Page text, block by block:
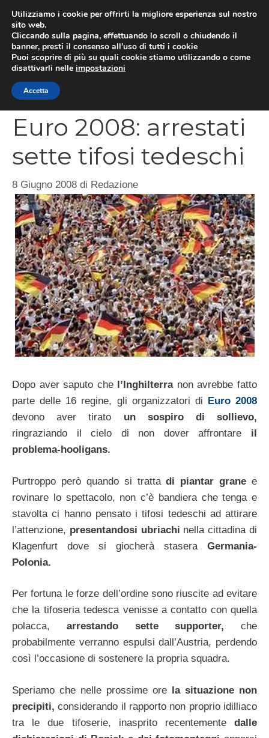
contenuto
Euro 2008: arrestati
sette tifosi tedeschi
8 Giugno 2008 di Redazione
Dopo aver saputo che l’Inghilterranon avrebbe fatto
parte delle 16 regine, gli organizzatori di Euro 2008
devono aver tirato un sospiro di sollievo,
ringraziando il cielo di non dover affrontare il
problema-hooligans.
Purtroppo però quando si trattadi piantar grane e
rovinare lo spettacolo, non c’è bandiera che tenga e
stavolta ci hanno pensato i tifosi tedeschi ad attirare
l’attenzione, presentandosi ubriachi nella cittadina di
Klagenfurt dove si giocherà stasera Germania-
Polonia.
Per fortuna le forze dell’ordine sono riuscite ad evitare
che la tifoseria tedesca venisse a contatto con quella
polacca, arrestando sette supporter, che
probabilmente verranno espulsi dall’Austria, perdendo
così l’occasione di sostenere la propria squadra.
Speriamo che nelle prossime ore la situazione non
precipiti, considerando il rapporto non proprio idilliaco
tra le due tifoserie, inasprito recentemente dalle
Utilizziamo i cookie per offrirti la migliore esperienza sul nostro
sito web.
Cliccando sulla pagina, effettuando lo scroll o chiudendo il
banner, presti il consenso all’uso di tutti i cookie
Puoi scoprire di più su quali cookie stiamo utilizzando o come
disattivarli nelle impostazioni
Accetta